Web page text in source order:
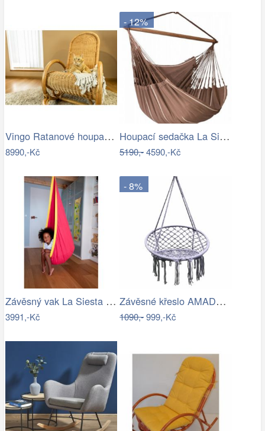
Vingo Ratanové houpací křeslo - medové
8990,-Kč
- 12%
Houpací sedačka La Siesta HABANA - IN
5190,-4590,-Kč
Závěsný vak La Siesta JOKI - IN
3991,-Kč
- 8%
Závěsné křeslo AMADO 2 NEW Tempo Kondela
1090,-999,-Kč